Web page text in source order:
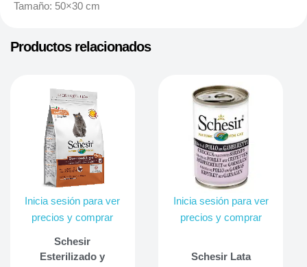
Tamaño: 50×30 cm
Productos relacionados
Inicia sesión para ver
precios y comprar
Schesir
Esterilizado y
Inicia sesión para ver
precios y comprar
Schesir Lata